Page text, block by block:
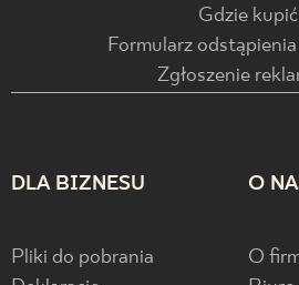
Gdzie kupić
Formularz
Zgłoszenie
DLA BIZNESU
Pliki do pobrania
O
O